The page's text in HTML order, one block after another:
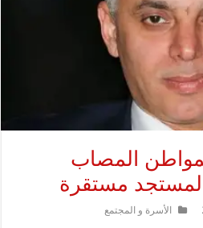
المصاب
مستقرة
الأسرة و المجتمع